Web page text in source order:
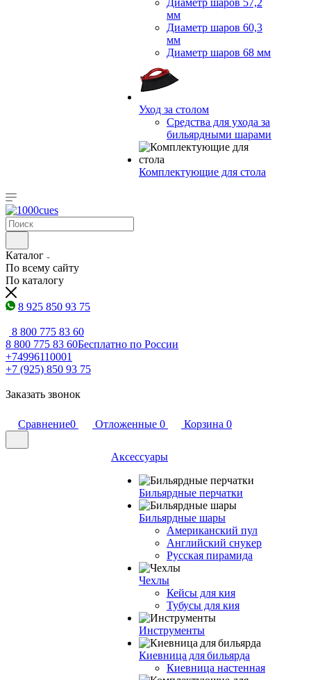
Диаметр шаров 57,2
мм
Диаметр шаров 60,3
мм
Диаметр шаров 68 мм
Уход за столом
Средства для ухода за
бильярдными шарами
Комплектующие для стола
Каталог
По всему сайту
По каталогу
8 925 850 93 75
8 800 775 83 60
8 800 775 83 60Бесплатно по России
+74996110001
+7 (925) 850 93 75
Заказать звонок
Сравнение0 Отложенные 0 Корзина 0
Аксессуары
Бильярдные перчатки
Бильярдные шары
Американский пул
Английский снукер
Русская пирамида
Чехлы
Кейсы для кия
Тубусы для кия
Инструменты
Киевница для бильярда
Киевница настенная